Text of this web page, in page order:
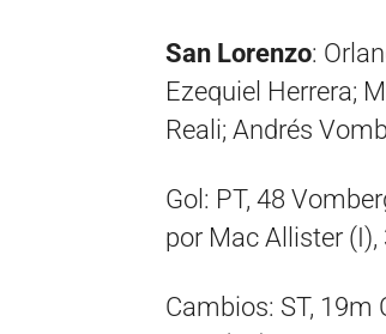
San Lorenzo:
Ezequiel Herrera;
Reali; Andrés
Gol: PT, 48
por Mac Allister
Cambios: ST, 19m